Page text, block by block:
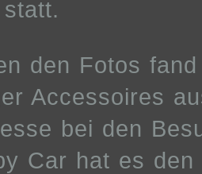
den Fotos
Accessoires
bei den
Car hat es